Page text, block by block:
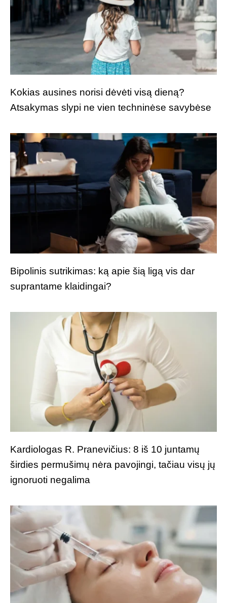
Kokias ausines norisi dėvėti visą dieną?
Atsakymas slypi ne vien techninėse savybėse
Bipolinis sutrikimas: ką apie šią ligą vis dar
suprantame klaidingai?
Kardiologas R. Pranevičius: 8 iš 10 juntamų
širdies permušimų nėra pavojingi, tačiau visų jų
ignoruoti negalima